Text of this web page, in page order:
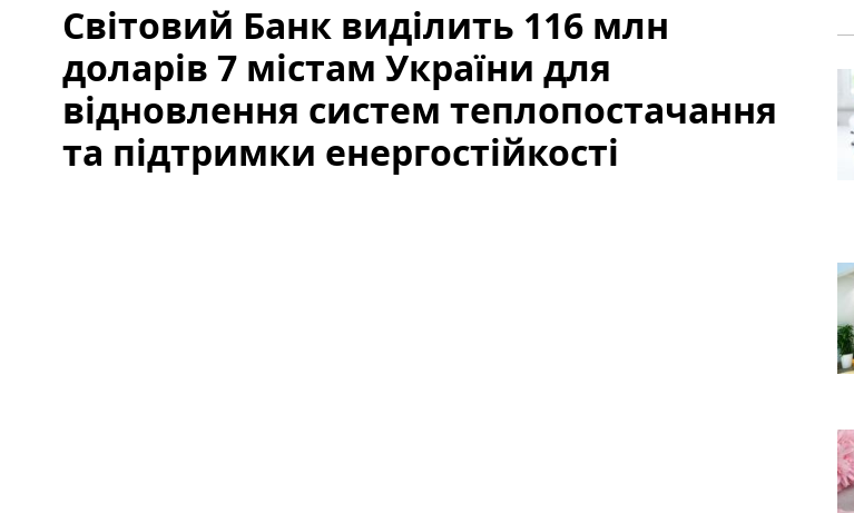
Світовий Банк виділить 116 млн
доларів 7 містам України для
відновлення систем теплопостачання
та підтримки енергостійкості